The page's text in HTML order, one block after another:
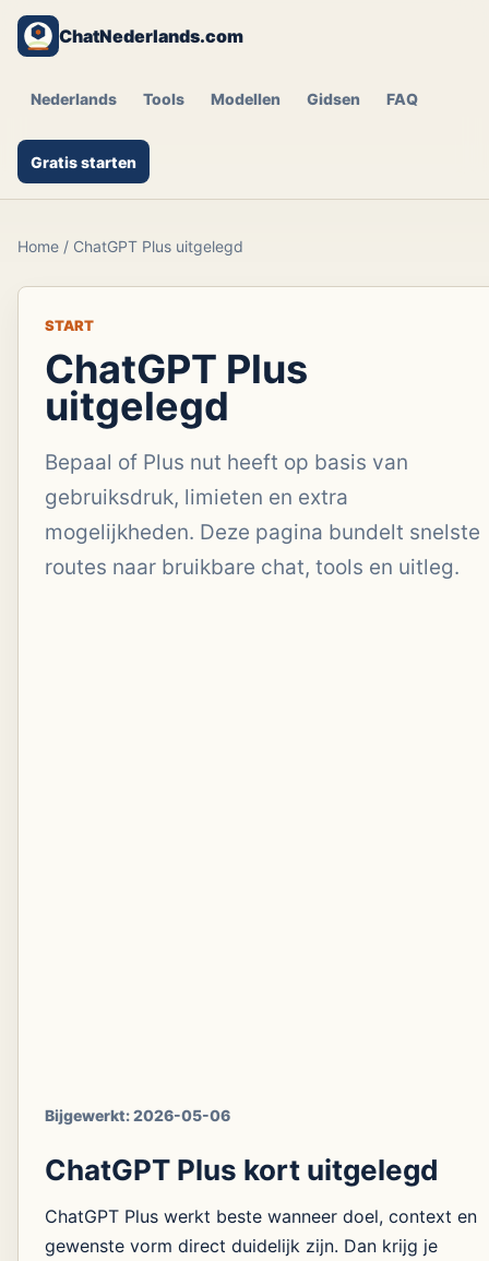
ChatNederlands.com
Nederlands Tools Modellen Gidsen FAQ
Gratis starten
Home / ChatGPT Plus uitgelegd
START
ChatGPT Plus
uitgelegd
Bepaal of Plus nut heeft op basis van
gebruiksdruk, limieten en extra
mogelijkheden. Deze pagina bundelt snelste
routes naar bruikbare chat, tools en uitleg.
Bijgewerkt:2026-05-06
ChatGPT Plus kort uitgelegd
ChatGPT Plus werkt beste wanneer doel, context en
gewenste vorm direct duidelijk zijn. Dan krijg je